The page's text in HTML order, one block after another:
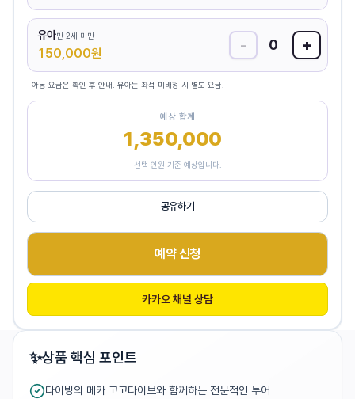
유아만 2세 미만
150,000원 - 0 +
· 아동 요금은 확인 후 안내. 유아는 좌석 미배정 시 별도 요금.
예상 합계
1,350,000
선택 인원 기준 예상입니다.
공유하기
예약 신청
카카오 채널 상담
✨상품 핵심 포인트
다이빙의 메카 고고다이브와 함께하는 전문적인 투어